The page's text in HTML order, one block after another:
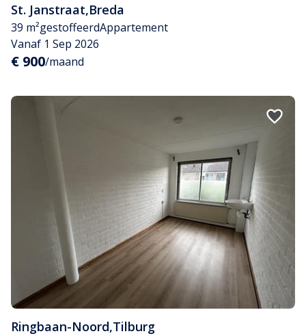
St. Janstraat,Breda
39 m²gestoffeerdAppartement
Vanaf 1 Sep 2026
€ 900/maand
Ringbaan-Noord,Tilburg